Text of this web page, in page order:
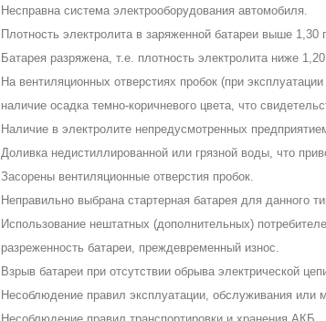
Несправна система электрооборудования автомобиля.
Плотность электролита в заряженной батареи выше 1,30
Батарея разряжена, т.е. плотность электролита ниже
На вентиляционных отверстиях пробок (при
наличие осадка темно-коричневого цвета, что
Наличие в электролите непредусмотренных
Доливка недистиллированной или грязной воды, что
Засорены вентиляционные отверстия пробок.
Неправильно выбрана стартерная батарея для данного
Использование нештатных (дополнительных)
разреженность батареи, преждевременный износ.
Взрыв батареи при отсутствии обрыва электрической
Несоблюдение правил эксплуатации, обслуживания или